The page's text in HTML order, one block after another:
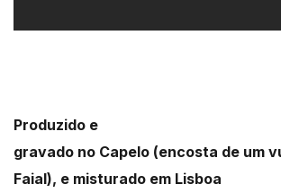
Produzido e
gravado no Capelo (encosta de um
Faial), e misturado em Lisboa